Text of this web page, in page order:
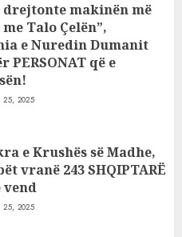
drejtonte makinën më
Talo Çelën”,
e Nuredin Dumanit
PERSONAT që e
25, 2025
e Krushës së Madhe,
vranë 243 SHQIPTARË
vend
25, 2025